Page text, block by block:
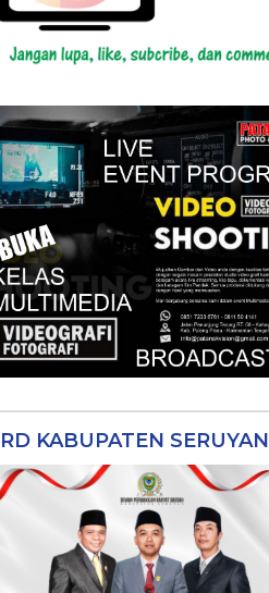
KABUPATEN SERUYAN